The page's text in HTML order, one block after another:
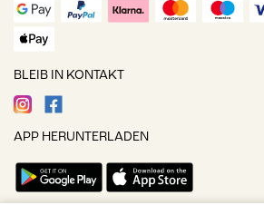
BLEIB IN KONTAKT
APP HERUNTERLADEN